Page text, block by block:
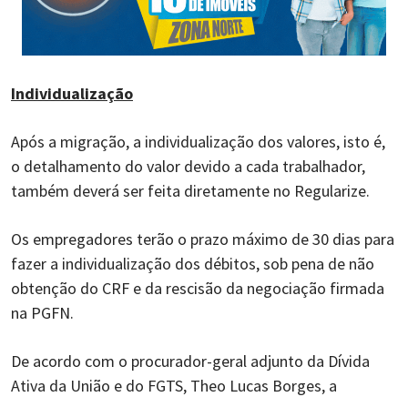
Individualização
Após a migração, a individualização dos valores, isto é,
o detalhamento do valor devido a cada trabalhador,
também deverá ser feita diretamente no Regularize.
Os empregadores terão o prazo máximo de 30 dias para
fazer a individualização dos débitos, sob pena de não
obtenção do CRF e da rescisão da negociação firmada
na PGFN.
De acordo com o procurador-geral adjunto da Dívida
Ativa da União e do FGTS, Theo Lucas Borges, a